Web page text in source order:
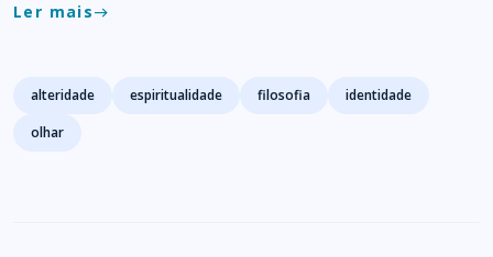
Ler maiseast
Tags
alteridade espiritualidade filosofia
identidade
olhar